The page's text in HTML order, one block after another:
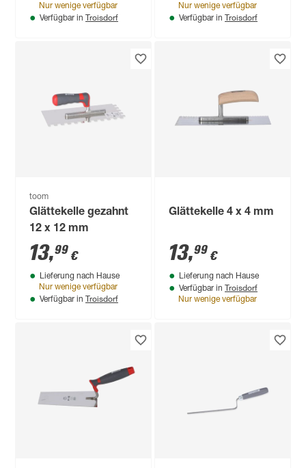
Nur wenige verfügbar
Verfügbar in Troisdorf
Nur wenige verfügbar
Verfügbar in Troisdorf
toom
Glättekelle gezahnt
12 x 12 mm
13,99 €
Lieferung nach Hause
Nur wenige verfügbar
Verfügbar in Troisdorf
Glättekelle 4 x 4 mm
13,99 €
Lieferung nach Hause
Verfügbar in Troisdorf
Nur wenige verfügbar